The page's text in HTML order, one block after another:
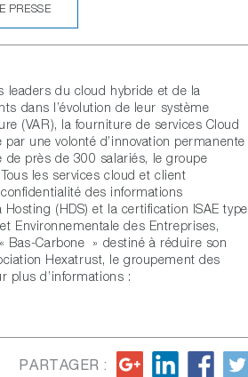
PRESSE
leaders du cloud hybride et de la
dans l’évolution de leur système
(VAR), la fourniture de services Cloud
une volonté d’innovation permanente
de près de 300 salariés, le groupe
les services cloud et client
des informations
(HDS) et la certification ISAE type
Environnementale des Entreprises,
Bas-Carbone » destiné à réduire son
Hexatrust, le groupement des
plus d’informations :
PARTAGER :